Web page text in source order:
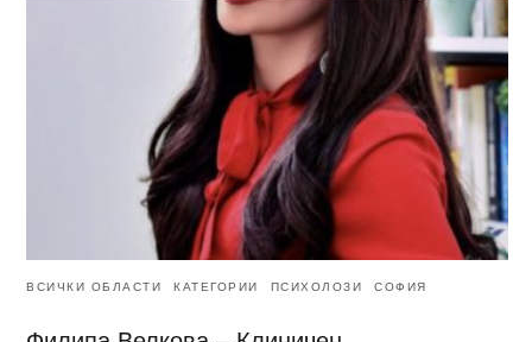
ВСИЧКИ ОБЛАСТИ КАТЕГОРИИ ПСИХОЛОЗИ СОФИЯ